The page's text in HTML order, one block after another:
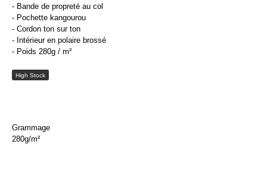
- Bande de propreté au col
- Pochette kangourou
- Cordon ton sur ton
- Intérieur en polaire brossé
- Poids 280g / m²
High Stock
Grammage
280g/m²